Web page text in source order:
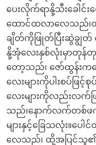
ပေးလိုက်ရာနို့သီးခေါင်းလ
ထောင်ထလာလေသည်၊
ချိတ်ကိုဖြုတ်ပြီးဆွဲချွ
နို့အုံလေးနှစ်လုံးမှာတုန်
တော့သည်၊ ဇော်ထွန်းက
လေးများကိုပါးစပ်ဖြင့်
လေးများကိုလည်းလက်
သည်၊နောက်လက်တစ်ဖ
များနှင့်ခြေသလုံး။ပေ
လေသည်၊ ထို့အပြင်သူ၏